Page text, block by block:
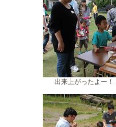
出来上がったよー！